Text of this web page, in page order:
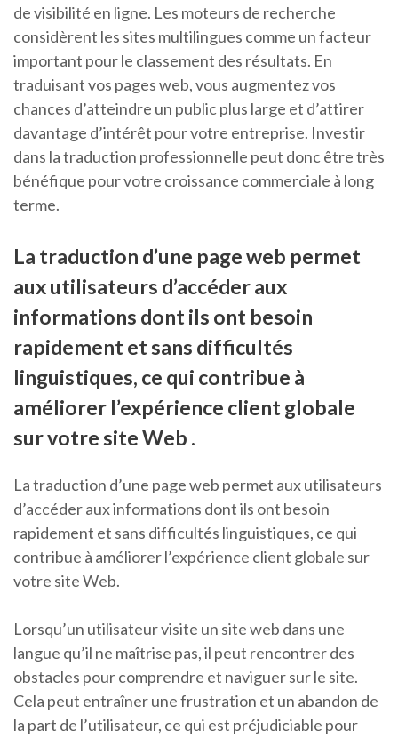
de visibilité en ligne. Les moteurs de recherche
considèrent les sites multilingues comme un facteur
important pour le classement des résultats. En
traduisant vos pages web, vous augmentez vos
chances d’atteindre un public plus large et d’attirer
davantage d’intérêt pour votre entreprise. Investir
dans la traduction professionnelle peut donc être très
bénéfique pour votre croissance commerciale à long
terme.
La traduction d’une page web permet
aux utilisateurs d’accéder aux
informations dont ils ont besoin
rapidement et sans difficultés
linguistiques, ce qui contribue à
améliorer l’expérience client globale
sur votre site Web .
La traduction d’une page web permet aux utilisateurs
d’accéder aux informations dont ils ont besoin
rapidement et sans difficultés linguistiques, ce qui
contribue à améliorer l’expérience client globale sur
votre site Web.
Lorsqu’un utilisateur visite un site web dans une
langue qu’il ne maîtrise pas, il peut rencontrer des
obstacles pour comprendre et naviguer sur le site.
Cela peut entraîner une frustration et un abandon de
la part de l’utilisateur, ce qui est préjudiciable pour